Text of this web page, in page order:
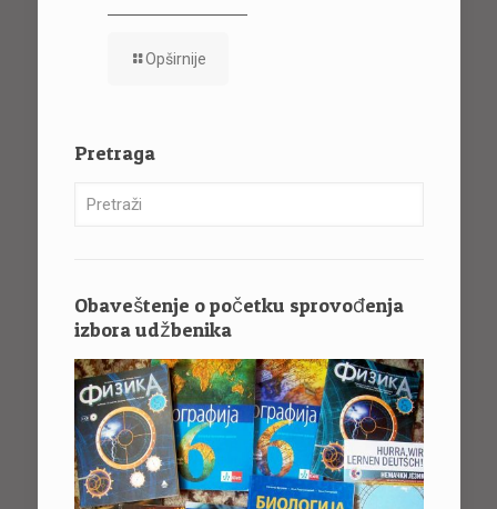
Opširnije
Pretraga
Obaveštenje o početku sprovođenja
izbora udžbenika